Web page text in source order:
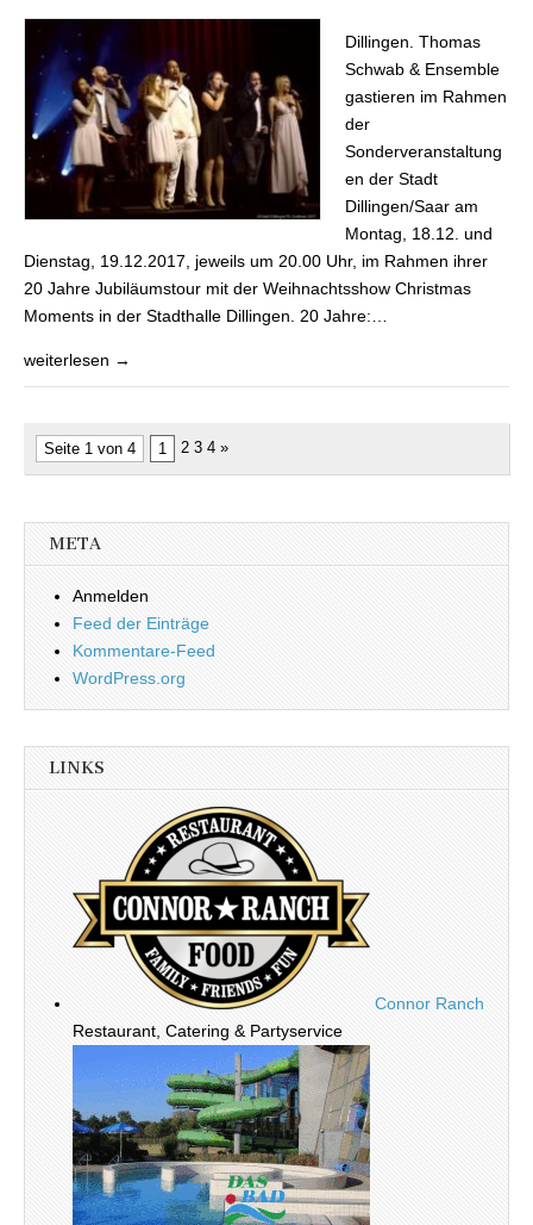
Dillingen. Thomas
Schwab & Ensemble
gastieren im Rahmen
der
Sonderveranstaltung
en der Stadt
Dillingen/Saar am
Montag, 18.12. und
Dienstag, 19.12.2017, jeweils um 20.00 Uhr, im Rahmen ihrer
20 Jahre Jubiläumstour mit der Weihnachtsshow Christmas
Moments in der Stadthalle Dillingen. 20 Jahre:…
weiterlesen →
Seite 1 von 4 1 2 3 4 »
META
Anmelden
Feed der Einträge
Kommentare-Feed
WordPress.org
LINKS
Connor Ranch
Restaurant, Catering & Partyservice